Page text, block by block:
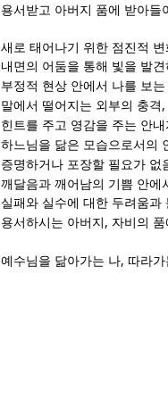
용서받고 아버지 품에 받아
새로 태어나기 위한 점진적 변
내면의 어둠을 통해 빛을 발
부정적 현상 안에서 나를 보는
말에서 떨어지는 외부의 충격 ,
힌트를 주고 영감을 주는 안
하느님을 닮은 모습으로서의
증명하거나 포장할 필요가 없
깨달음과 깨어남의 기쁨 안에
실패와 실수에 대한 두려움과
용서하시는 아버지 , 자비의
예수님을 닮아가는 나, 따라